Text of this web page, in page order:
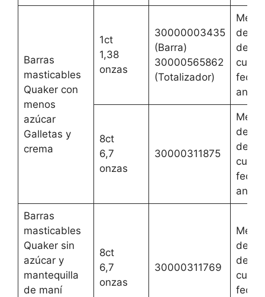
Barras
masticables
Quaker con
menos
azúcar
Galletas y
crema
1ct
1,38
onzas
30000003435
(Barra)
30000565862
(Totalizador)
del 3
de
fecha
8ct
6,7
onzas
30000311875
del 3
de
fecha
Barras
masticables
Quaker sin
azúcar y
mantequilla
de maní
8ct
6,7
onzas
30000311769
del 3
de
fecha